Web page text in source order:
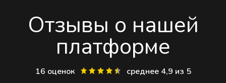
Отзывы о нашей
платформе
16 оценок среднее 4,9 из 5